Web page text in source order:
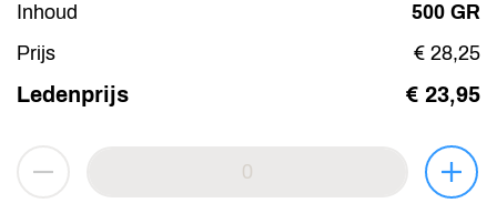
Inhoud
500 GR
Prijs
€ 28,25
Ledenprijs € 23,95